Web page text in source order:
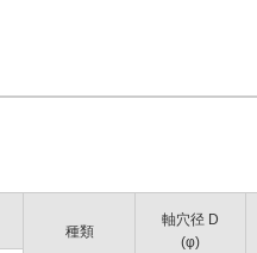
種類
軸穴径 D
(φ)